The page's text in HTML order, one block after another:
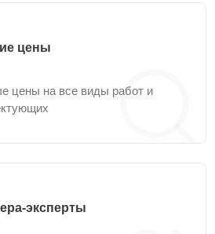
цены
цены на все виды работ и
эксперты